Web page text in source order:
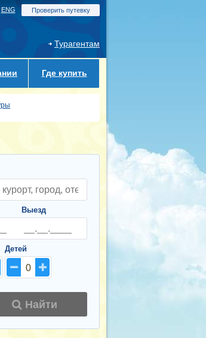
ENG Проверить путевку
Турагентам
Где купить
Выезд
Детей
0
Найти